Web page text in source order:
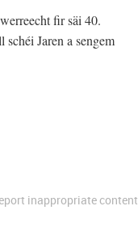
fir säi 40.
Jaren a sengem
inappropriate content